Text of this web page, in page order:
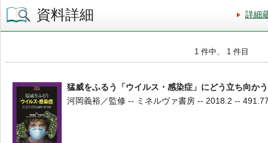
資料詳細 詳細
1 件中、 1 件目
猛威をふるう「ウイルス・感染症」にどう立ち向か
河岡義裕／監修 -- ミネルヴァ書房 -- 2018.2 --